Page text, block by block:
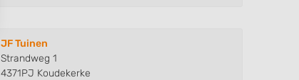
JF Tuinen
Strandweg 1
4371PJ Koudekerke